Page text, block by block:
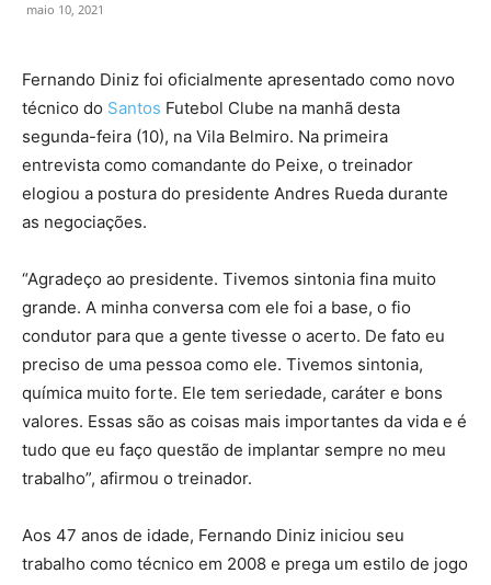
maio 10, 2021
Fernando Diniz foi oficialmente apresentado como novo
técnico do Santos Futebol Clube na manhã desta
segunda-feira (10), na Vila Belmiro. Na primeira
entrevista como comandante do Peixe, o treinador
elogiou a postura do presidente Andres Rueda durante
as negociações.
“Agradeço ao presidente. Tivemos sintonia fina muito
grande. A minha conversa com ele foi a base, o fio
condutor para que a gente tivesse o acerto. De fato eu
preciso de uma pessoa como ele. Tivemos sintonia,
química muito forte. Ele tem seriedade, caráter e bons
valores. Essas são as coisas mais importantes da vida e é
tudo que eu faço questão de implantar sempre no meu
trabalho”, afirmou o treinador.
Aos 47 anos de idade, Fernando Diniz iniciou seu
trabalho como técnico em 2008 e prega um estilo de jogo